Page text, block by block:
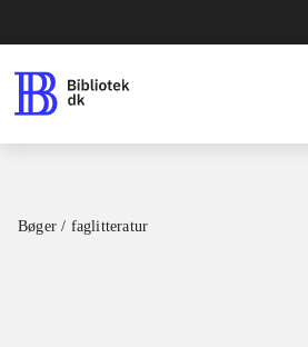
Bøger / faglitteratur